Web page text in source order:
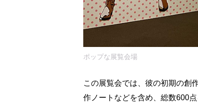
ポップな展覧会場
この展覧会では、彼の初期の創
作ノートなどを含め、総数600